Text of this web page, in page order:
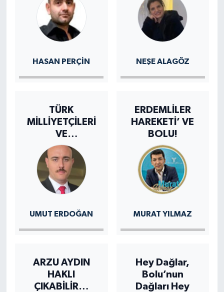
HASAN PERÇİN NEŞE ALAGÖZ
TÜRK
MİLLİYETÇİLERİ
VE
SORUMLULUK
ŞUURU
UMUT ERDOĞAN
ERDEMLİLER
HAREKETİ’ VE
BOLU!
MURAT YILMAZ
ARZU AYDIN
HAKLI
ÇIKABİLİR…
Hey Dağlar,
Bolu’nun
Dağları Hey